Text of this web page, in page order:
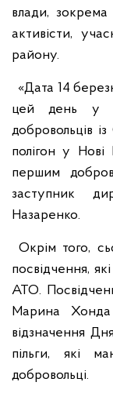
влади, зокрема
активісти,
району.
«Дата 14
цей день у
добровольців
полігон у Нові
першим
заступник
Назаренко.
Окрім того,
посвідчення,
АТО.
Марина Хонда
відзначення
пільги, які
добровольці.